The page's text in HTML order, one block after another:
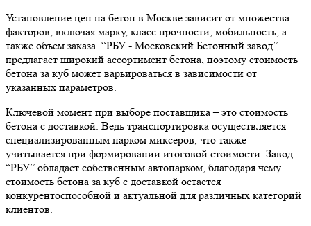
Установление цен на бетон в Москве зависит от множества
факторов, включая марку, класс прочности, мобильность, а
также объем заказа. “РБУ - Московский Бетонный завод”
предлагает широкий ассортимент бетона, поэтому стоимость
бетона за куб может варьироваться в зависимости от
указанных параметров.
Ключевой момент при выборе поставщика – это стоимость
бетона с доставкой. Ведь транспортировка осуществляется
специализированным парком миксеров, что также
учитывается при формировании итоговой стоимости. Завод
“РБУ” обладает собственным автопарком, благодаря чему
стоимость бетона за куб с доставкой остается
конкурентоспособной и актуальной для различных категорий
клиентов.